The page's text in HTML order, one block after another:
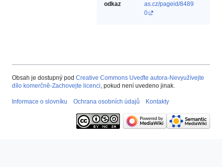
odkaz
as.cz/pageid/8489
0
Obsah je dostupný pod Creative Commons Uveďte autora-Nevyužívejte
dílo komerčně-Zachovejte licenci, pokud není uvedeno jinak.
Informace o slovníku Ochrana osobních údajů Kontakty